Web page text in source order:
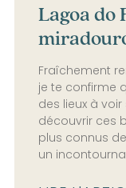
Lagoa do
Fraîchement
je te confirme
des lieux à
découvrir ces
plus connus
un